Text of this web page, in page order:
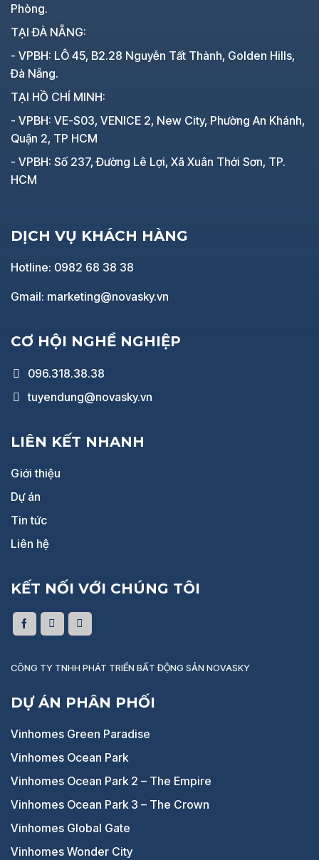
Phòng.
TẠI ĐÀ NẴNG:
- VPBH: LÔ 45, B2.28 Nguyễn Tất Thành, Golden Hills,
Đà Nẵng.
TẠI HỒ CHÍ MINH:
- VPBH: VE-S03, VENICE 2, New City, Phường An Khánh,
Quận 2, TP HCM
- VPBH: Số 237, Đường Lê Lợi, Xã Xuân Thới Sơn, TP.
HCM
DỊCH VỤ KHÁCH HÀNG
Hotline: 0982 68 38 38
Gmail: marketing@novasky.vn
CƠ HỘI NGHỀ NGHIỆP
096.318.38.38
tuyendung@novasky.vn
LIÊN KẾT NHANH
Giới thiệu
Dự án
Tin tức
Liên hệ
KẾT NỐI VỚI CHÚNG TÔI
CÔNG TY TNHH PHÁT TRIỂN BẤT ĐỘNG SẢN NOVASKY
DỰ ÁN PHÂN PHỐI
Vinhomes Green Paradise
Vinhomes Ocean Park
Vinhomes Ocean Park 2 – The Empire
Vinhomes Ocean Park 3 – The Crown
Vinhomes Global Gate
Vinhomes Wonder City